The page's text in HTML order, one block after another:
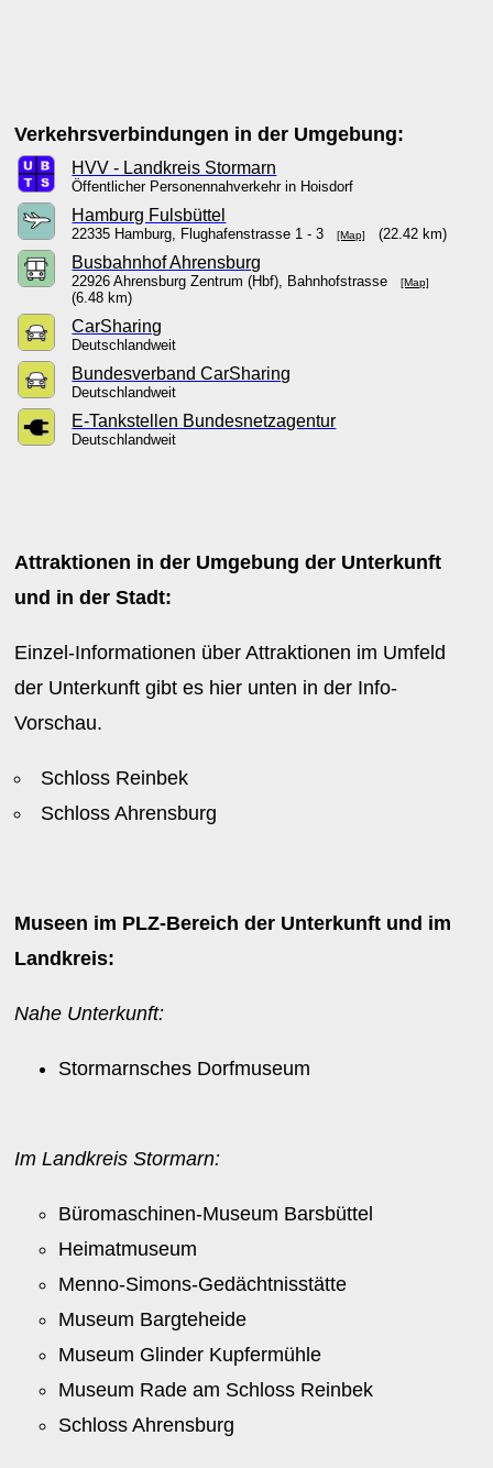
Verkehrsverbindungen in der Umgebung:
HVV - Landkreis Stormarn
Öffentlicher Personennahverkehr in Hoisdorf
Hamburg Fulsbüttel
22335 Hamburg, Flughafenstrasse 1 - 3[Map] (22.42 km)
Busbahnhof Ahrensburg
22926 Ahrensburg Zentrum (Hbf), Bahnhofstrasse[Map]
(6.48 km)
CarSharing
Deutschlandweit
Bundesverband CarSharing
Deutschlandweit
E-Tankstellen Bundesnetzagentur
Deutschlandweit
Attraktionen in der Umgebung der Unterkunft
und in der Stadt:
Einzel-Informationen über Attraktionen im Umfeld
der Unterkunft gibt es hier unten in der Info-
Vorschau.
Schloss Reinbek
Schloss Ahrensburg
Museen im PLZ-Bereich der Unterkunft und im
Landkreis:
Nahe Unterkunft:
Stormarnsches Dorfmuseum
Im Landkreis Stormarn:
Büromaschinen-Museum Barsbüttel
Heimatmuseum
Menno-Simons-Gedächtnisstätte
Museum Bargteheide
Museum Glinder Kupfermühle
Museum Rade am Schloss Reinbek
Schloss Ahrensburg